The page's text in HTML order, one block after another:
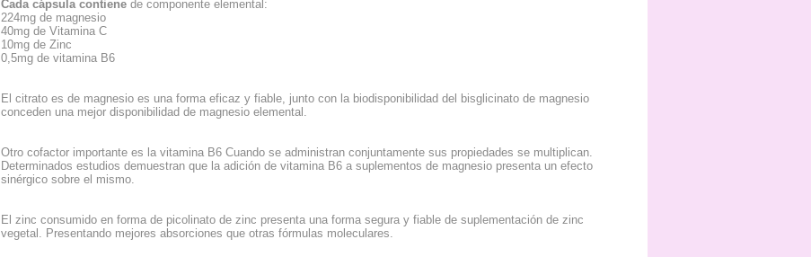
Cada cápsula contiene de componente elemental:
224mg de magnesio
40mg de Vitamina C
10mg de Zinc
0,5mg de vitamina B6
El citrato es de magnesio es una forma eficaz y fiable, junto con la biodisponibilidad del bisglicinato de magnesio
conceden una mejor disponibilidad de magnesio elemental.
Otro cofactor importante es la vitamina B6 Cuando se administran conjuntamente sus propiedades se multiplican.
Determinados estudios demuestran que la adición de vitamina B6 a suplementos de magnesio presenta un efecto
sinérgico sobre el mismo.
El zinc consumido en forma de picolinato de zinc presenta una forma segura y fiable de suplementación de zinc
vegetal. Presentando mejores absorciones que otras fórmulas moleculares.